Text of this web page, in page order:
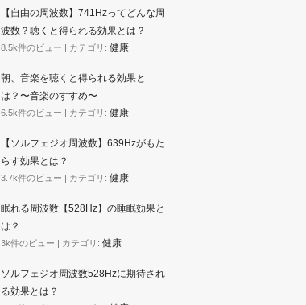
【自由の周波数】741Hzってどんな周
波数？聴くと得られる効果とは？
8.5k件のビュー | カテゴリ: 健康
朝、音楽を聴くと得られる効果と
は？〜音楽のすすめ〜
6.5k件のビュー | カテゴリ: 健康
【ソルフェジオ周波数】639Hzがもた
らす効果とは？
3.7k件のビュー | カテゴリ: 健康
眠れる周波数【528Hz】の睡眠効果と
は？
3k件のビュー | カテゴリ: 健康
ソルフェジオ周波数528Hzに期待され
る効果とは？